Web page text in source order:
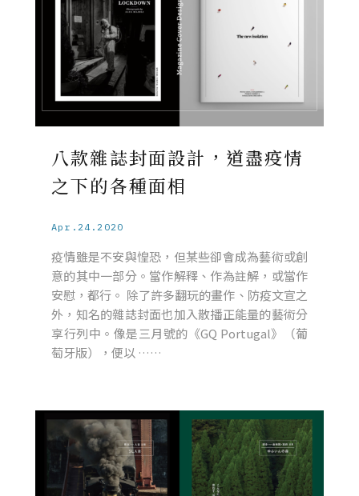
八款雜誌封面設計，道盡疫情
之下的各種面相
Apr.24.2020
疫情雖是不安與惶恐，但某些卻會成為藝術或創
意的其中一部分。當作解釋、作為註解，或當作
安慰，都行。 除了許多翻玩的畫作、防疫文宣之
外，知名的雜誌封面也加入散播正能量的藝術分
享行列中。像是三月號的《GQ Portugal》（葡
萄牙版），便以 ……